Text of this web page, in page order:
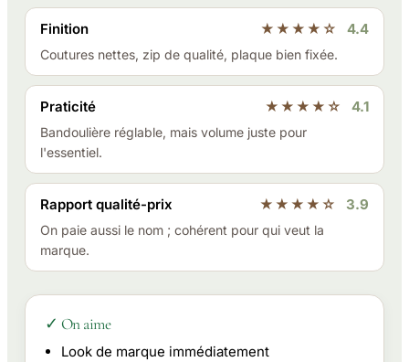
Finition ★★★★☆ 4.4
Coutures nettes, zip de qualité, plaque bien fixée.
Praticité ★★★★☆ 4.1
Bandoulière réglable, mais volume juste pour
l'essentiel.
Rapport qualité-prix ★★★★☆ 3.9
On paie aussi le nom ; cohérent pour qui veut la
marque.
✓ On aime
Look de marque immédiatement